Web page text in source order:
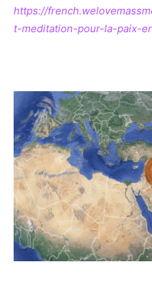
https://
t-meditation-pour-la-paix-